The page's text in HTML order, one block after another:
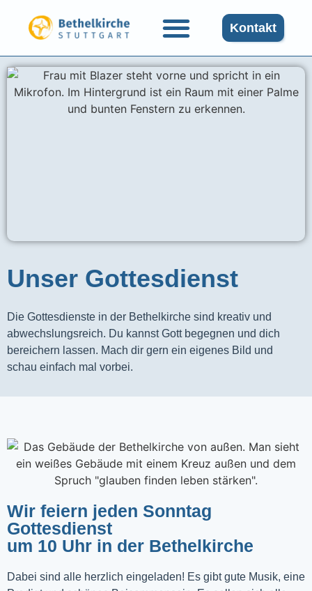
Kontakt
Unser Gottesdienst​
Die Gottesdienste in der Bethelkirche sind kreativ und
abwechslungsreich. Du kannst Gott begegnen und dich
bereichern lassen. Mach dir gern ein eigenes Bild und
schau einfach mal vorbei.
Wir feiern jeden Sonntag
Gottesdienst
um 10 Uhr in der Bethelkirche
Dabei sind alle herzlich eingeladen! Es gibt gute Musik, eine